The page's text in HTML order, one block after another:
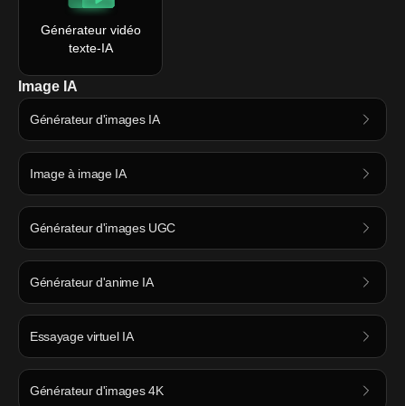
Générateur vidéo
texte-IA
Image IA
Générateur d'images IA
Image à image IA
Générateur d'images UGC
Générateur d'anime IA
Essayage virtuel IA
Générateur d'images 4K